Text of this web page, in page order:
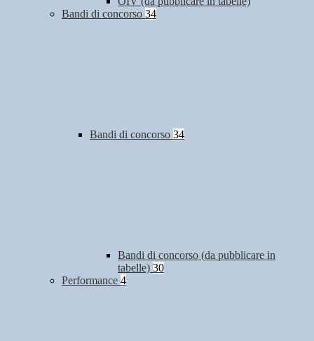
Bandi di concorso 34
Bandi di concorso 34
Bandi di concorso (da pubblicare in
tabelle) 30
Performance 4